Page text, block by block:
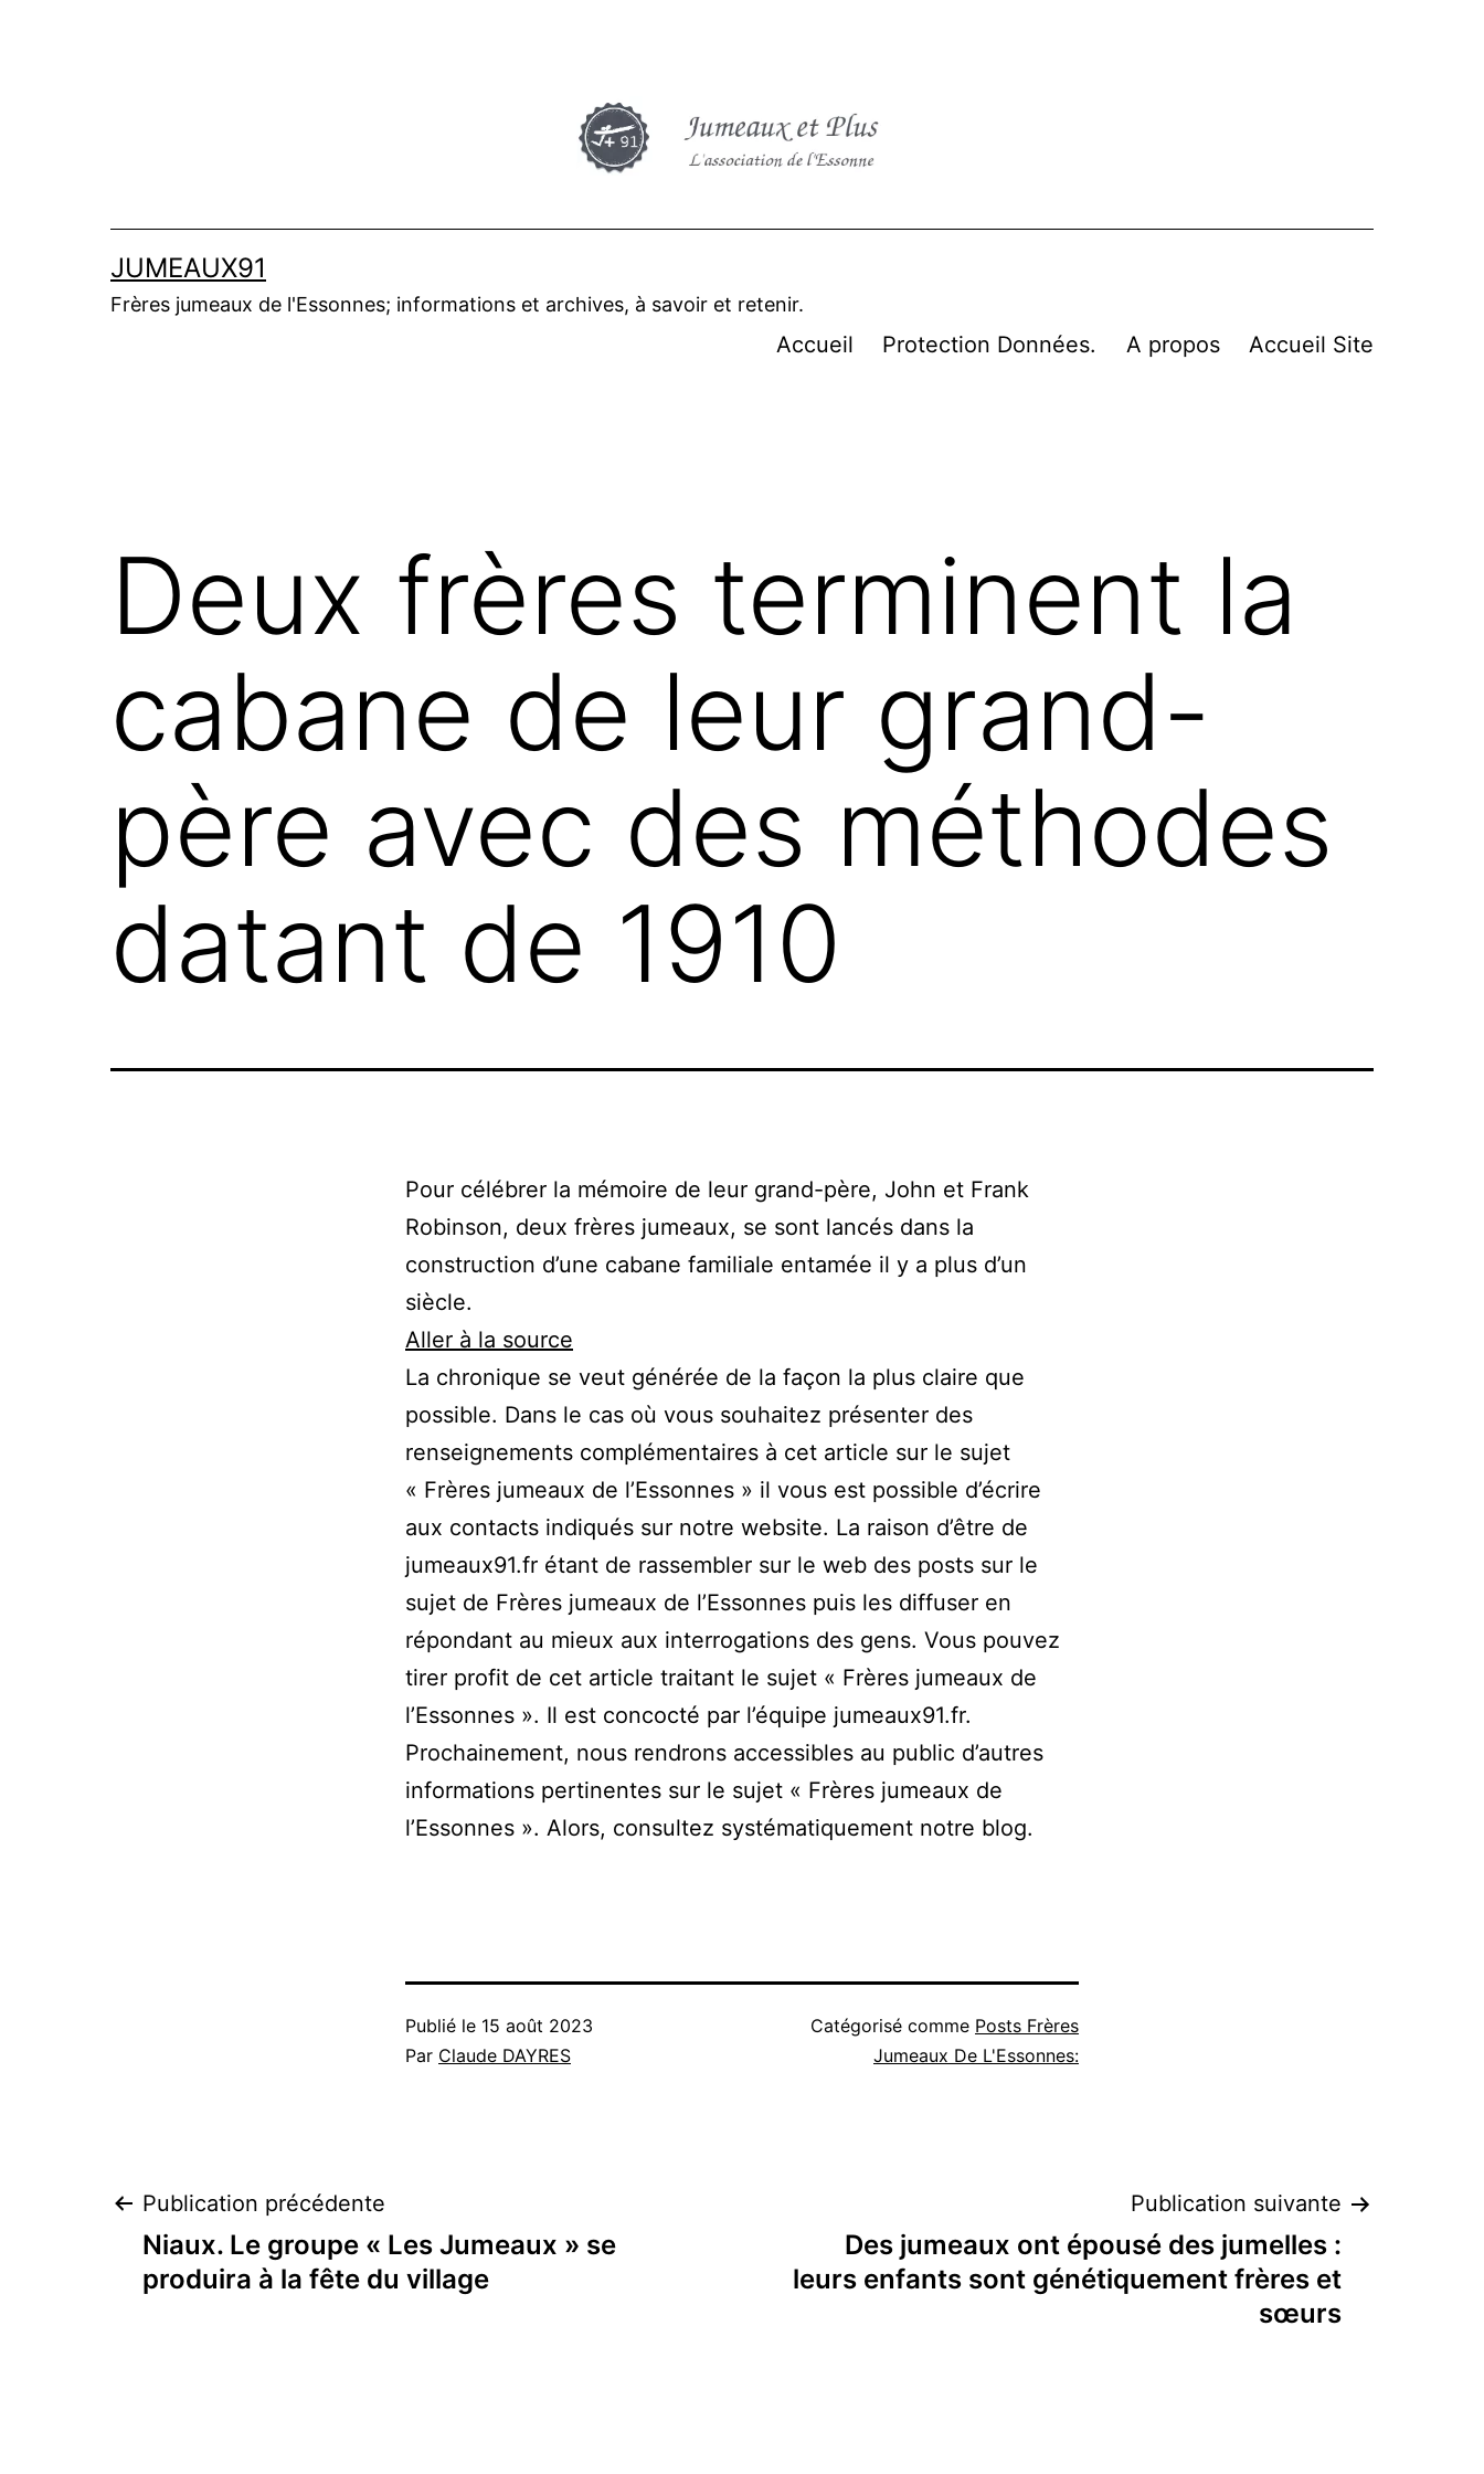
JUMEAUX91
Frères jumeaux de l'Essonnes; informations et archives, à savoir et retenir.
Accueil Protection Données. A propos Accueil Site
Deux frères terminent la
cabane de leur grand-
père avec des méthodes
datant de 1910
Pour célébrer la mémoire de leur grand-père, John et Frank
Robinson, deux frères jumeaux, se sont lancés dans la
construction d’une cabane familiale entamée il y a plus d’un
siècle.
Aller à la source
La chronique se veut générée de la façon la plus claire que
possible. Dans le cas où vous souhaitez présenter des
renseignements complémentaires à cet article sur le sujet
« Frères jumeaux de l’Essonnes » il vous est possible d’écrire
aux contacts indiqués sur notre website. La raison d’être de
jumeaux91.fr étant de rassembler sur le web des posts sur le
sujet de Frères jumeaux de l’Essonnes puis les diffuser en
répondant au mieux aux interrogations des gens. Vous pouvez
tirer profit de cet article traitant le sujet « Frères jumeaux de
l’Essonnes ». Il est concocté par l’équipe jumeaux91.fr.
Prochainement, nous rendrons accessibles au public d’autres
informations pertinentes sur le sujet « Frères jumeaux de
l’Essonnes ». Alors, consultez systématiquement notre blog.
Publié le 15 août 2023
Par Claude DAYRES
Catégorisé comme Posts Frères
Jumeaux De L'Essonnes:
Navigation
de
Publication précédente
Niaux. Le groupe « Les Jumeaux » se
produira à la fête du village
Publication suivante
Des jumeaux ont épousé des jumelles :
leurs enfants sont génétiquement frères et
sœurs